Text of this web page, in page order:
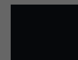
comerciais
um local de
condução sem